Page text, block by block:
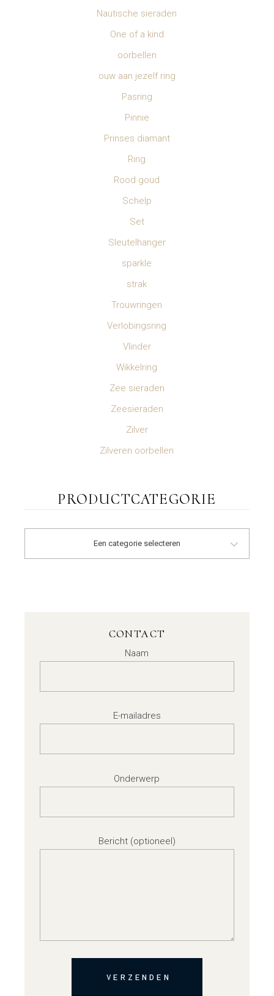
Nautische sieraden
One of a kind
oorbellen
ouw aan jezelf ring
Pasring
Pinnie
Prinses diamant
Ring
Rood goud
Schelp
Set
Sleutelhanger
sparkle
strak
Trouwringen
Verlobingsring
Vlinder
Wikkelring
Zee sieraden
Zeesieraden
Zilver
Zilveren oorbellen
PRODUCTCATEGORIE
Een categorie selecteren
CONTACT
Naam
E-mailadres
Onderwerp
Bericht (optioneel)
VERZENDEN